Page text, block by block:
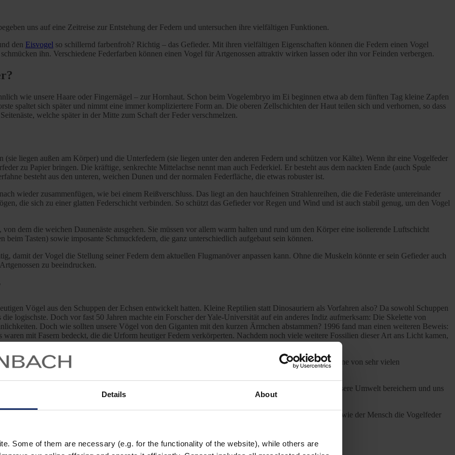
Details About
Some of them are necessary (e.g. for the functionality of the website), while others are
uns auf eine Zeitreise zur Entstehung der Federn und untersuchen ihre vielfältigen Funktionen.
den Eisvogel so schillernd farbenfroh? Richtig – das Gefieder. Mit ihren vielfältigen Eigenschaften können die Federn einen Vogel
ihn. Verschiedene Federfarben können einen Vogel für Artgenossen attraktiv wirken lassen oder ihn vor Feinden verbergen.
wie unsere Haare oder Fingernägel – zur Hornhaut. Schon beim Vogelembryo im Ei beginnen etwa ab dem fünften Tag kleine Zapfen
spaltet sich später und nimmt eine immer kompliziertere Form an. Die oberen Zellschichten der Haut teilen sich und verhornen, so dass
welche später in der Mitte zum Schaft der Feder verschmelzen.
liegen außen am Körper) und die Unterfedern (sie liegen unter den anderen Federn und schützen vor Kälte). Wenn ihr eine Vogelfeder
zu Papier bringen. Die kräftige, senkrechte Mittelachse nennt man auch Federkiel. Er besteht aus dem nackten Ende (auch Spule
besteht aus den unteren, weichen Dunen und der normalen Federfläche, die etwas robuster ist.
wieder zusammenfügen, wie bei einem Reißverschluss. Das liegt an den hauchfeinen Strahlenreihen, die die Federäste untereinander
die sich zu einer glatten Federschicht verbinden. So schützt das Gefieder vor Regen und Wind und ist auch stabil genug, um den Vogel
dem die weichen Daunenäste ausgehen. Sie müssen vor allem warm halten und rund um den Körper eine isolierende Luftschicht
beim Tasten) sowie imposante Schmuckfedern, die ganz unterschiedlich aufgebaut sein können.
damit der Vogel die Stellung seiner Federn dem aktuellen Flugmanöver anpassen kann. Ohne die Muskeln könnte er sein Gefieder auch
zu beeindrucken.
Vögel aus den Schuppen der Echsen entwickelt hatten. Kleine Reptilien statt Dinosauriern als Vorfahren also? Da sowohl Schuppen
logischste. Doch vor fast 50 Jahren machte ein Forscher der Yale-Universität auf ein anderes Indiz aufmerksam: Die Skelette von
Doch wie sollten unsere Vögel von den Giganten mit den kurzen Ärmchen abstammen? 1996 fand man einen weiteren Beweis:
mit Fasern bedeckt, die die Urform heutiger Federn verkörperten. Nachdem noch viele weitere Fossilien dieser Art ans Licht kamen,
Flaum trugen, bis sich im Laufe der Zeit verschiedene Federtypen entwickelten. Allerdings nutzte nur eine von sehr vielen
sie vermutlich „nur“ zum Wärmen oder auch als farbenfrohen Schmuck, um Weibchen anzulocken.
und Geheimnisse sorgen. Doch was uns bleibt, sind ihre heutigen Ergebnisse: Vögel, die unsere Umwelt bereichern und uns
Vogelgefieder nachlesen: Kommt dem Geheimnis der
auf die Spur oder erfahrt, wie der Mensch die Vogelfeder